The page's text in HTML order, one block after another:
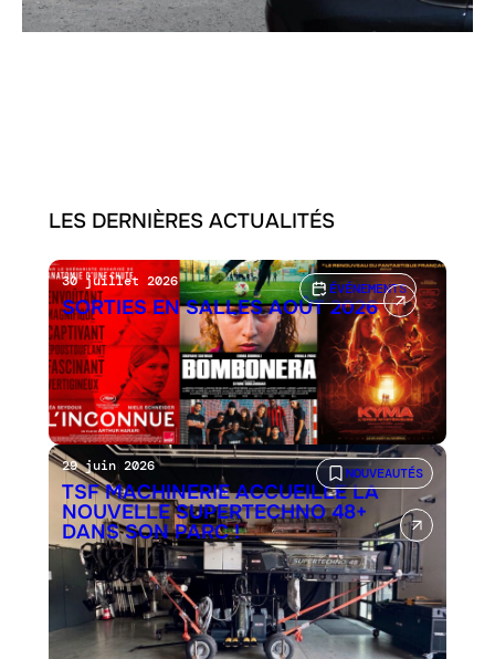
LES DERNIÈRES ACTUALITÉS
ÉVÉNEMENTS
30 juillet 2026
SORTIES EN SALLES AOÛT 2026
NOUVEAUTÉS
29 juin 2026
TSF MACHINERIE ACCUEILLE LA
NOUVELLE SUPERTECHNO 48+
DANS SON PARC !